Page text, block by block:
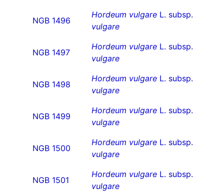
NGB 1496
Hordeum vulgare L. subsp.
vulgare
NGB 1497
Hordeum vulgare L. subsp.
vulgare
NGB 1498
Hordeum vulgare L. subsp.
vulgare
NGB 1499
Hordeum vulgare L. subsp.
vulgare
NGB 1500
Hordeum vulgare L. subsp.
vulgare
NGB 1501
Hordeum vulgare L. subsp.
vulgare